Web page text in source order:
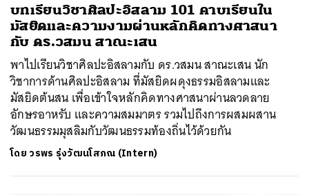
บทเรียนวิชาศิลปะอิสลาม 101 คาบเรียนใน
มัสยิดและความงามผ่านหลักคิดทางศาสนา
กับ ดร.วสมน สาณะเสน
พาไปเรียนวิชาศิลปะอิสลามกับ ดร.วสมน สาณะเสน นัก
วิชาการด้านศิลปะอิสลาม ที่มัสยิดผดุงธรรมอิสลามและ
มัสยิดต้นสน เพื่อเข้าใจหลักคิดทางศาสนาผ่านลวดลาย
อักษรอาหรับ และความสมมาตร รวมไปถึงการผสมผสาน
วัฒนธรรมมุสลิมกับวัฒนธรรมท้องถิ่นไว้ด้วยกัน
โดยวรพร รุ่งวัฒนโสภณ (Intern)